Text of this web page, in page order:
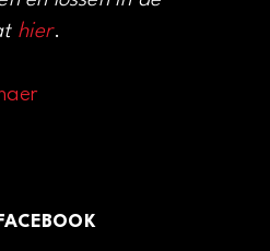
hier.
FACEBOOK